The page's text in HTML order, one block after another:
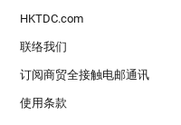
HKTDC.com
联络我们
订阅商贸全接触电邮通讯
使用条款